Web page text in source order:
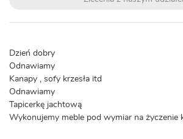
Dzień dobry
Odnawiamy
Kanapy , sofy krzesła itd
Odnawiamy
Tapicerkę jachtową
Wykonujemy meble pod wymiar na życzenie